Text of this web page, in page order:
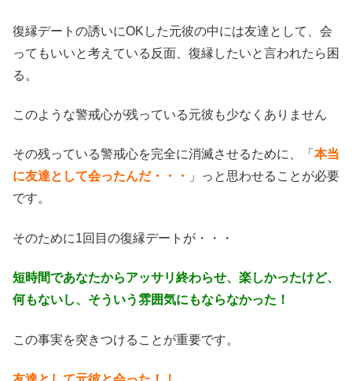
復縁デートの誘いにOKした元彼の中には友達として、会
ってもいいと考えている反面、復縁したいと言われたら困
る。
このような警戒心が残っている元彼も少なくありません
その残っている警戒心を完全に消滅させるために、「 本当
に友達として会ったんだ・・・
」っと思わせることが必要
です。
そのために1回目の復縁デートが・・・
短時間であなたからアッサリ終わらせ、楽しかったけど、
何もないし、そういう雰囲気にもならなかった！
この事実を突きつけることが重要です。